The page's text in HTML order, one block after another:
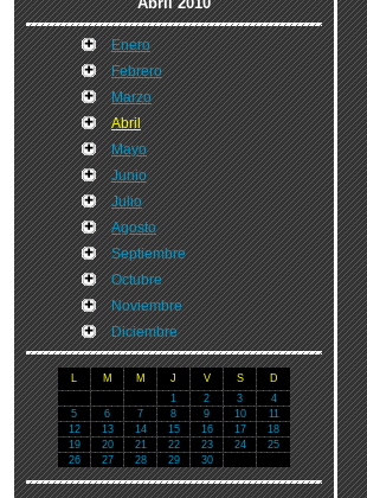
Enero
Febrero
Marzo
Abril
Mayo
Junio
Julio
Agosto
Septiembre
Octubre
Noviembre
Diciembre
L M M J V S
D
1
2 3
4
5
6 7 8 9 10
11
12
13 14 15 16 17
18
19
20 21 22 23 24
25
26
27 28 29 30